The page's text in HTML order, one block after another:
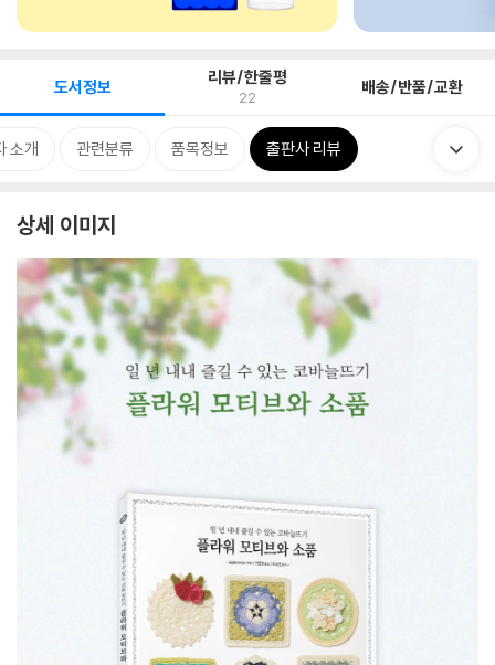
도서정보 리뷰/한줄평
22 배송/반품/교환
소개 관련분류 품목정보 출판사 리뷰
상세 이미지